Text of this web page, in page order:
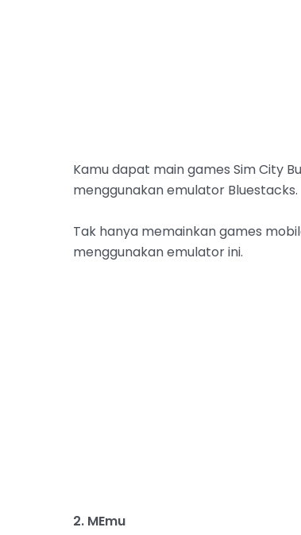
Kamu dapat main games Sim City
menggunakan emulator Bluestacks.
Tak hanya memainkan games
menggunakan emulator ini.
2. MEmu